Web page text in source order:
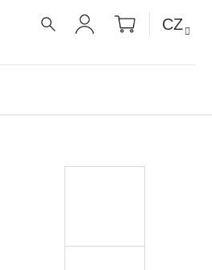
PŘIHLÁŠENÍ
NÁKUPNÍ
KOŠÍK
CZ